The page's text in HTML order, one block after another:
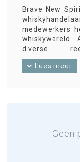
Brave New
medewerkers
whiskywereld.
diverse
oplagen uit
Lees meer
Geen